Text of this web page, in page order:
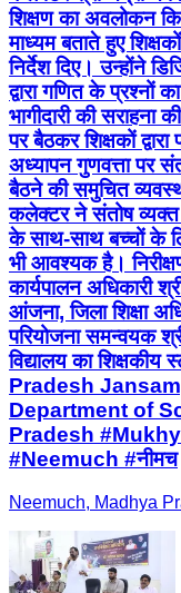
शिक्षण का अवलोकन
माध्यम बताते हुए
निर्देश दिए। उन्होंने
द्वारा गणित के प्रश्नों
भागीदारी की
पर बैठकर शिक्षकों
अध्यापन गुणवत्ता पर
बैठने की समुचित
कलेक्टर ने संतोष व्यक्त
के साथ-साथ बच्चों के
भी आवश्यक है।
कार्यपालन अधिकारी
आंजना, जिला शिक्षा
परियोजना समन्वयक
विद्यालय का
Pradesh
Department of
Pradesh
#Neemuch #नीमच
Neemuch, Madhya